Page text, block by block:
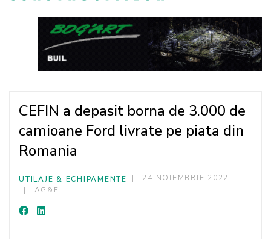
CEFIN a depasit borna de 3.000 de
camioane Ford livrate pe piata din
Romania
UTILAJE & ECHIPAMENTE
24 NOIEMBRIE 2022
AG&F